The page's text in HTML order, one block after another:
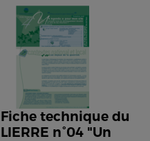
Fiche technique du
LIERRE n°04 "Un